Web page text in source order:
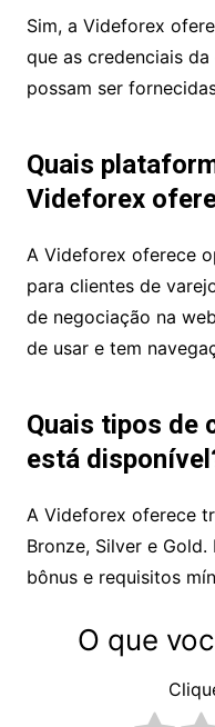
A Videforex
demo?
Sim, a Videforex
que as credenciais da
Quais
Videforex
negociação para
sua plataforma de
simples.
Quais tipos de
está
A Videforex oferece
Bronze, Silver e